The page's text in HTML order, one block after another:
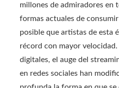
millones de admiradores en
formas actuales de
posible que artistas de esta
récord con mayor
digitales, el auge del
en redes sociales han